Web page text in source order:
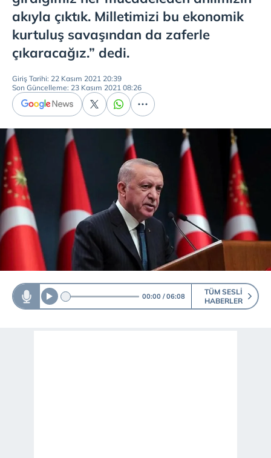
akıyla çıktık. Milletimizi bu ekonomik
kurtuluş savaşından da zaferle
çıkaracağız.” dedi.
Giriş Tarihi: 22 Kasım 2021 20:39
Son Güncelleme: 23 Kasım 2021 08:26
00:00 06:08
TÜM SESLI
HABERLER